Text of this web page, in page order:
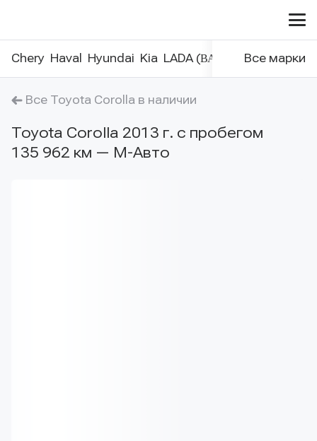
Chery Haval Hyundai Kia LADA (ВАЗ) Nissan
Все марки
Все Toyota Corolla в наличии
Toyota Corolla 2013 г. с пробегом
135 962 км — М-Авто